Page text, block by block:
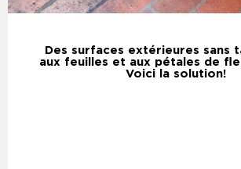
Des surfaces extérieures sans
aux feuilles et aux pétales de
Voici la solution!